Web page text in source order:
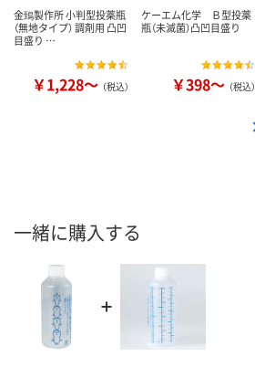
金鵄製作所 小判型投薬瓶
（無地タイプ） 調剤用 凸凹
目盛り …
￥1,228～ （税込）
ケーエム化学 Ｂ型投薬
瓶（未滅菌）凸凹目盛り
￥398～ （税込）
一緒に購入する